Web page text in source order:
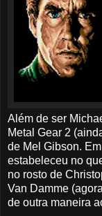
Além de ser
Metal Gear 2
de Mel Gibson.
estabeleceu no
no rosto de
Van Damme
de outra maneira